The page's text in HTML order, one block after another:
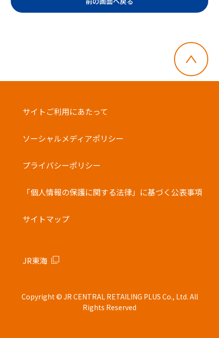
サイトご利用にあたって
ソーシャルメディアポリシー
プライバシーポリシー
「個人情報の保護に関する法律」に基づく公表事項
サイトマップ
JR東海
Copyright © JR CENTRAL RETAILING PLUS Co., Ltd. All
Rights Reserved